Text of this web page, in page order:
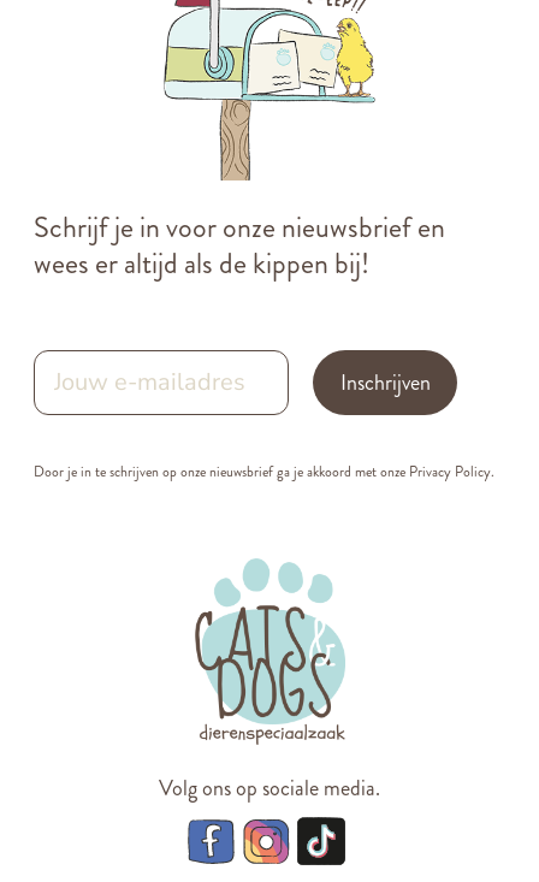
Schrijf je in voor onze nieuwsbrief en
wees er altijd als de kippen bij!
Inschrijven
Door je in te schrijven op onze nieuwsbrief ga je akkoord met onze Privacy Policy.
Volg ons op sociale media.